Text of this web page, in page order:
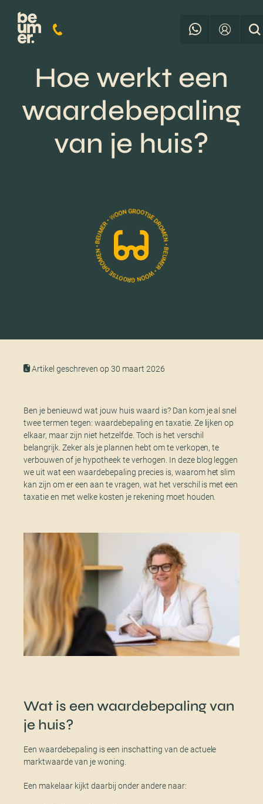
Hoe werkt een
waardebepaling
van je huis?
Artikel geschreven op 30 maart 2026
Ben je benieuwd wat jouw huis waard is? Dan kom je al snel
twee termen tegen: waardebepaling en taxatie. Ze lijken op
elkaar, maar zijn niet hetzelfde. Toch is het verschil
belangrijk. Zeker als je plannen hebt om te verkopen, te
verbouwen of je hypotheek te verhogen. In deze blog leggen
we uit wat een waardebepaling precies is, waarom het slim
kan zijn om er een aan te vragen, wat het verschil is met een
taxatie en met welke kosten je rekening moet houden.
Wat is een waardebepaling van
je huis?
Een waardebepaling is een inschatting van de actuele
marktwaarde van je woning.
Een makelaar kijkt daarbij onder andere naar: